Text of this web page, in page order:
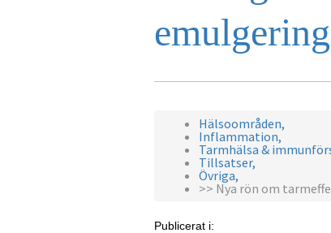
Hälsoområden,
Inflammation,
Tarmhälsa &
Tillsatser,
Övriga,
>> Nya rön om
Publicerat i: